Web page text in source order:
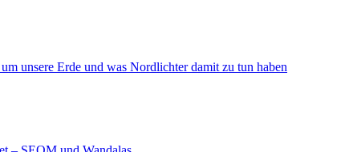
unsere Erde und was Nordlichter damit zu tun haben